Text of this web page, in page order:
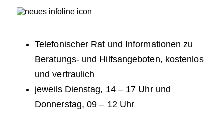
Telefonischer Rat und Informationen zu
Beratungs- und Hilfsangeboten, kostenlos
und vertraulich
jeweils Dienstag, 14 – 17 Uhr und
Donnerstag, 09 – 12 Uhr